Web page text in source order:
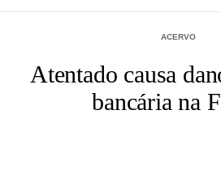
ACERVO
Atentado causa
bancária na